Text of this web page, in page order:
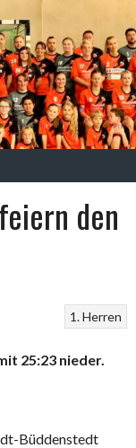
den
1. Herren
25:23 nieder.
Büddenstedt